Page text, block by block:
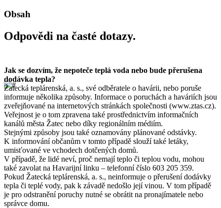
Obsah
Odpovědi na časté dotazy.
Jak se dozvím, že nepoteče teplá voda nebo bude přerušena
dodávka tepla?
Žatecká teplárenská, a. s., své odběratele o havárii, nebo poruše
informuje několika způsoby. Informace o poruchách a haváriích jsou
zveřejňované na internetových stránkách společnosti (www.ztas.cz).
Veřejnost je o tom zpravena také prostřednictvím informačních
kanálů města Žatec nebo díky regionálním médiím.
Stejnými způsoby jsou také oznamovány plánované odstávky.
K informování občanům v tomto případě slouží také letáky,
umisťované ve vchodech dotčených domů.
V případě, že lidé neví, proč nemají teplo či teplou vodu, mohou
také zavolat na Havarijní linku – telefonní číslo 603 205 359.
Pokud Žatecká teplárenská, a. s., neinformuje o přerušení dodávky
tepla či teplé vody, pak k závadě nedošlo její vinou. V tom případě
je pro odstranění poruchy nutné se obrátit na pronajímatele nebo
správce domu.